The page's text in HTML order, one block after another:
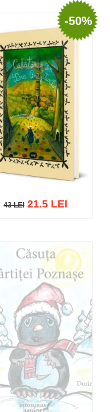
Stoc epuizat-50%
43 LEI
Adaugă în coș Wishlist
43 LEI21.5 LEI